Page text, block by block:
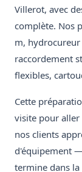
Villerot, avec
complète. Nos
m,
raccordement
flexibles,
Cette
visite pour
nos clients
d'équipement
termine dans